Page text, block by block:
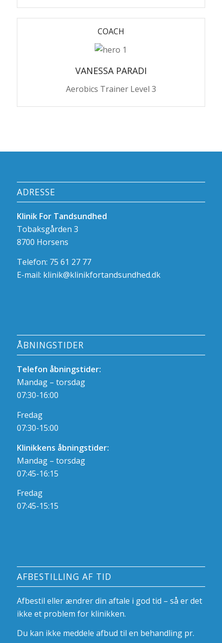
COACH
VANESSA PARADI
Aerobics Trainer Level 3
ADRESSE
Klinik For Tandsundhed
Tobaksgården 3
8700 Horsens
Telefon: 75 61 27 77
E-mail: klinik@klinikfortandsundhed.dk
ÅBNINGSTIDER
Telefon åbningstider:
Mandag – torsdag
07:30-16:00
Fredag
07:30-15:00
Klinikkens åbningstider:
Mandag – torsdag
07:45-16:15
Fredag
07:45-15:15
AFBESTILLING AF TID
Afbestil eller ændrer din aftale i god tid – så er det
ikke et problem for klinikken.
Du kan ikke meddele afbud til en behandling pr.